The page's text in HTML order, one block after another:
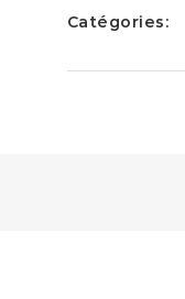
Catégories: